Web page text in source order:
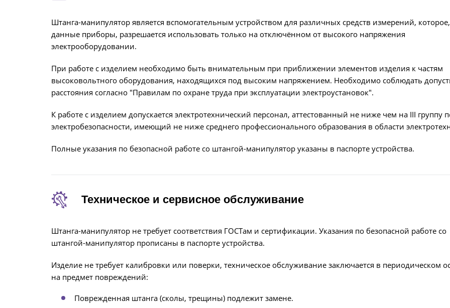
Штанга-манипулятор является вспомогательным устройством для различных средств измерений,
данные приборы, разрешается использовать только на отключённом от высокого напряжения
электрооборудовании.
При работе с изделием необходимо быть внимательным при приближении элементов изделия к частям
высоковольтного оборудования, находящихся под высоким напряжением. Необходимо соблюдать
расстояния согласно "Правилам по охране труда при эксплуатации электроустановок".
К работе с изделием допускается электротехнический персонал, аттестованный не ниже чем на III группу
электробезопасности, имеющий не ниже среднего профессионального образования в области
Полные указания по безопасной работе со штангой-манипулятор указаны в паспорте устройства.
Техническое и сервисное обслуживание
Штанга-манипулятор не требует соответствия ГОСТам и сертификации. Указания по безопасной работе со
штангой-манипулятор прописаны в паспорте устройства.
Изделие не требует калибровки или поверки, техническое обслуживание заключается в периодическом
на предмет повреждений:
Поврежденная штанга (сколы, трещины) подлежит замене.